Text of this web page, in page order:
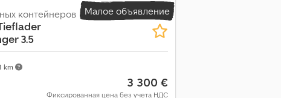
Малое объявление
km
контейнеров
3.5
3 300 €
Фиксированная цена без учета НДС